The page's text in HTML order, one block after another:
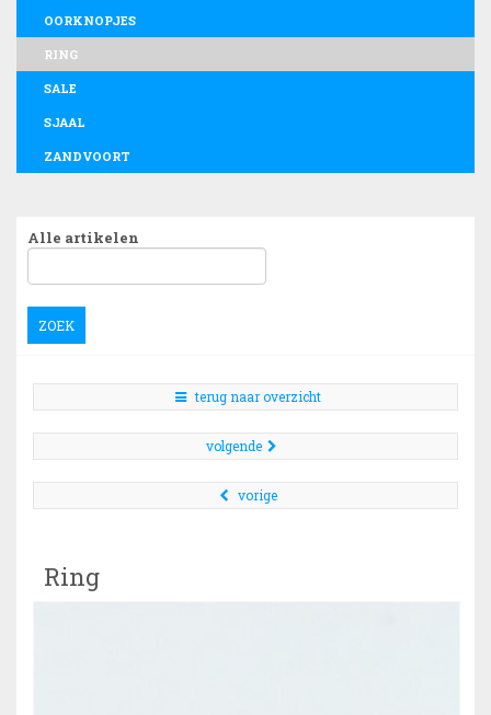
OORKNOPJES
RING
SALE
SJAAL
ZANDVOORT
Alle artikelen
ZOEK
terug naar overzicht
volgende
vorige
Ring